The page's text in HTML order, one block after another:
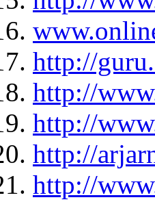
http://
http://
http://
http://
http://